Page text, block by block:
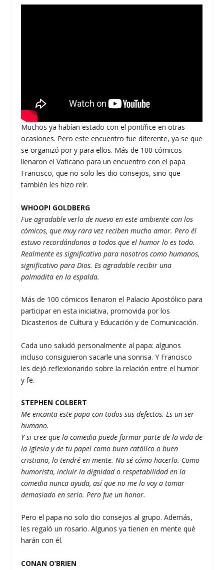
Muchos ya habían estado con el pontífice en otras
ocasiones. Pero este encuentro fue diferente, ya se que
se organizó por y para ellos. Más de 100 cómicos
llenaron el Vaticano para un encuentro con el papa
Francisco, que no solo les dio consejos, sino que
también les hizo reír.
WHOOPI GOLDBERG
Fue agradable verlo de nuevo en este ambiente con los
cómicos, que muy rara vez reciben mucho amor. Pero él
estuvo recordándonos a todos que el humor lo es todo.
Realmente es significativo para nosotros como humanos,
significativo para Dios. Es agradable recibir una
palmadita en la espalda.
Más de 100 cómicos llenaron el Palacio Apostólico para
participar en esta iniciativa, promovida por los
Dicasterios de Cultura y Educación y de Comunicación.
Cada uno saludó personalmente al papa: algunos
incluso consiguieron sacarle una sonrisa. Y Francisco
les dejó reflexionando sobre la relación entre el humor
y fe.
STEPHEN COLBERT
Me encanta este papa con todos sus defectos. Es un ser
humano.
Y si cree que la comedia puede formar parte de la vida de
la Iglesia y de tu papel como buen católico o buen
cristiano, lo tendré en mente. No sé cómo hacerlo. Como
humorista, incluir la dignidad o respetabilidad en la
comedia nunca ayuda, así que no me lo voy a tomar
demasiado en serio. Pero fue un honor.
Pero el papa no solo dio consejos al grupo. Además,
les regaló un rosario. Algunos ya tienen en mente qué
harán con él.
CONAN O’BRIEN